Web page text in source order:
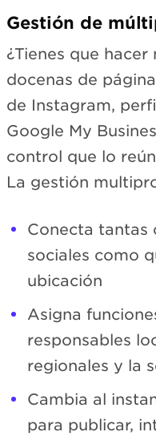
Gestión de
¿Tienes que
docenas de
de Instagram,
Google My
control que lo
La gestión
Conecta tantas
sociales como
ubicación
Asigna
responsables
regionales y la
Cambia al
para publicar,